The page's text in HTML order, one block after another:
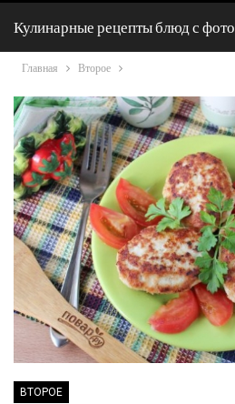
Кулинарные рецепты блюд с фото
Главная Второе
ВТОРОЕ